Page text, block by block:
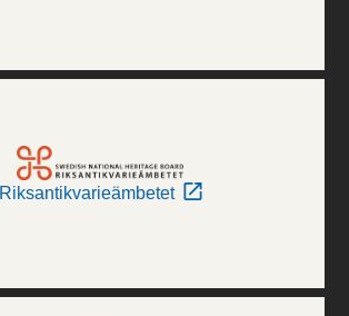
Riksantikvarieämbetet